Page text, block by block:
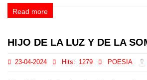
Read more
HIJO DE LA LUZ Y DE LA
23-04-2024 Hits: 1279 POESIA